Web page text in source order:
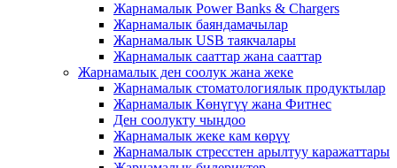
Жарнамалык Power Banks & Chargers
Жарнамалык баяндамачылар
Жарнамалык USB таякчалары
Жарнамалык сааттар жана сааттар
Жарнамалык ден соолук жана жеке
Жарнамалык стоматологиялык продуктылар
Жарнамалык Көнүгүү жана Фитнес
Ден соолукту чыңдоо
Жарнамалык жеке кам көрүү
Жарнамалык стресстен арылтуу каражаттары